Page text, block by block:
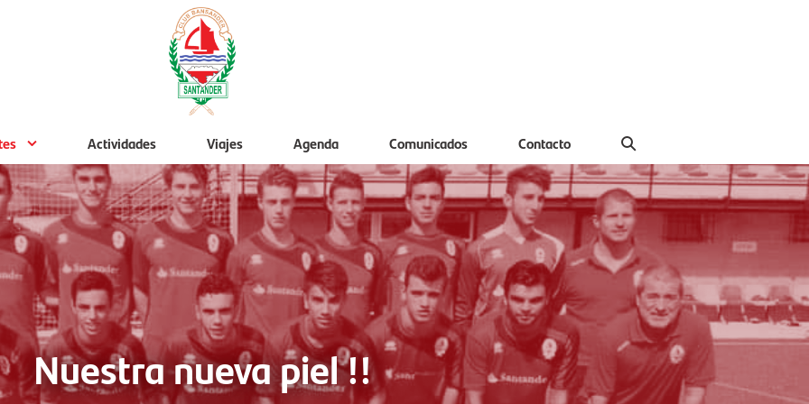
Actividades Viajes Agenda Comunicados Contacto
Nuestra nueva piel !!